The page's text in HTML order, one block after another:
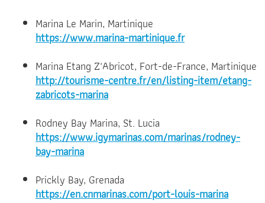
Marina Le Marin, Martinique
https://www.marina-martinique.fr
Marina Etang Z'Abricot, Fort-de-France, Martinique
http://tourisme-centre.fr/en/listing-item/etang-
zabricots-marina
Rodney Bay Marina, St. Lucia
https://www.igymarinas.com/marinas/rodney-
bay-marina
Prickly Bay, Grenada
https://en.cnmarinas.com/port-louis-marina